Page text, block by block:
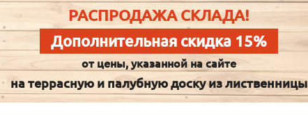
РАСПРОДАЖА СКЛАДА!
Дополнительная скидка 15%
от цены, указанной на сайте
на террасную и палубную доску из лиственницы